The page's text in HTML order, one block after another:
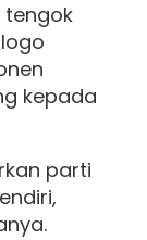
tengok
kepada
parti